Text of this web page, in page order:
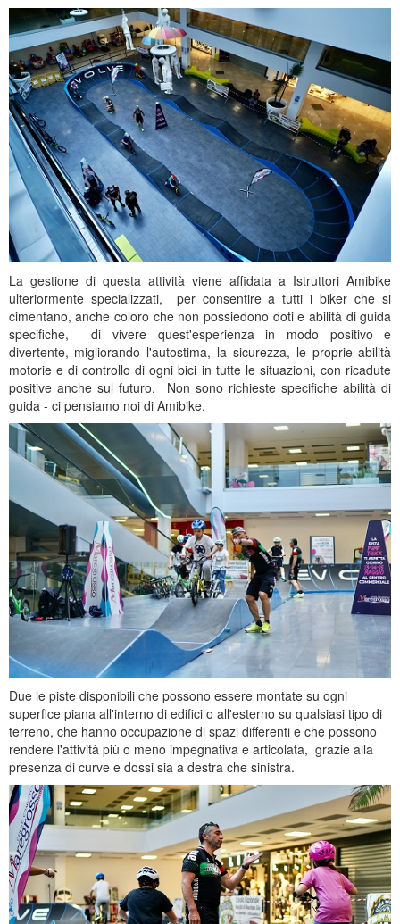
La gestione di questa attività viene affidata a Istruttori Amibike
ulteriormente specializzati, per consentire a tutti i biker che si
cimentano, anche coloro che non possiedono doti e abilità di guida
specifiche, di vivere quest'esperienza in modo positivo e
divertente, migliorando l'autostima, la sicurezza, le proprie abilità
motorie e di controllo di ogni bici in tutte le situazioni, con ricadute
positive anche sul futuro. Non sono richieste specifiche abilità di
guida - ci pensiamo noi di Amibike.
Due le piste disponibili che possono essere montate su ogni
superfice piana all'interno di edifici o all'esterno su qualsiasi tipo di
terreno, che hanno occupazione di spazi differenti e che possono
rendere l'attività più o meno impegnativa e articolata, grazie alla
presenza di curve e dossi sia a destra che sinistra.